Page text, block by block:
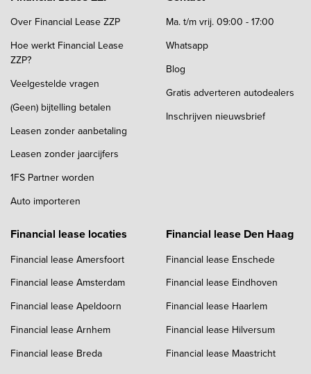
Over Financial Lease ZZP
Hoe werkt Financial Lease
ZZP?
Veelgestelde vragen
(Geen) bijtelling betalen
Leasen zonder aanbetaling
Leasen zonder jaarcijfers
1FS Partner worden
Auto importeren
Ma. t/m vrij. 09:00 - 17:00
Whatsapp
Blog
Gratis adverteren autodealers
Inschrijven nieuwsbrief
Financial lease locaties
Financial lease Amersfoort
Financial lease Amsterdam
Financial lease Apeldoorn
Financial lease Arnhem
Financial lease Breda
Financial lease Den Haag
Financial lease Enschede
Financial lease Eindhoven
Financial lease Haarlem
Financial lease Hilversum
Financial lease Maastricht